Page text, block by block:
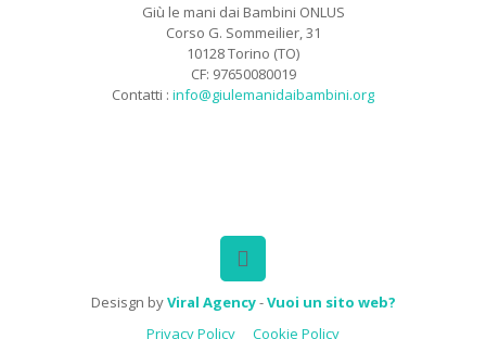
Giù le mani dai Bambini ONLUS
Corso G. Sommeilier, 31
10128 Torino (TO)
CF: 97650080019
Contatti : info@giulemanidaibambini.org
Desisgn byViral Agency-Vuoi un sito web?
Privacy Policy
Cookie Policy